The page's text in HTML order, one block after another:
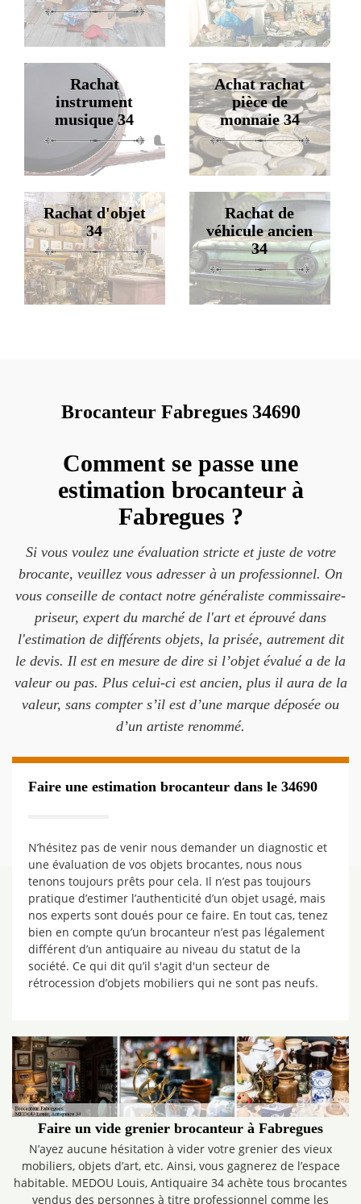
Rachat
instrument
musique 34
Achat rachat
pièce de
monnaie 34
Rachat d'objet
34
Rachat de
véhicule ancien
34
Brocanteur Fabregues 34690
Comment se passe une
estimation brocanteur à
Fabregues ?
Si vous voulez une évaluation stricte et juste de votre
brocante, veuillez vous adresser à un professionnel. On
vous conseille de contact notre généraliste commissaire-
priseur, expert du marché de l'art et éprouvé dans
l'estimation de différents objets, la prisée, autrement dit
le devis. Il est en mesure de dire si l’objet évalué a de la
valeur ou pas. Plus celui-ci est ancien, plus il aura de la
valeur, sans compter s’il est d’une marque déposée ou
d’un artiste renommé.
Faire une estimation brocanteur dans le 34690
N’hésitez pas de venir nous demander un diagnostic et
une évaluation de vos objets brocantes, nous nous
tenons toujours prêts pour cela. Il n’est pas toujours
pratique d’estimer l’authenticité d’un objet usagé, mais
nos experts sont doués pour ce faire. En tout cas, tenez
bien en compte qu’un brocanteur n’est pas légalement
différent d’un antiquaire au niveau du statut de la
société. Ce qui dit qu’il s'agit d'un secteur de
rétrocession d’objets mobiliers qui ne sont pas neufs.
Faire un vide grenier brocanteur à Fabregues
N’ayez aucune hésitation à vider votre grenier des vieux
mobiliers, objets d’art, etc. Ainsi, vous gagnerez de l’espace
habitable. MEDOU Louis, Antiquaire 34 achète tous brocantes
vendus des personnes à titre professionnel comme les